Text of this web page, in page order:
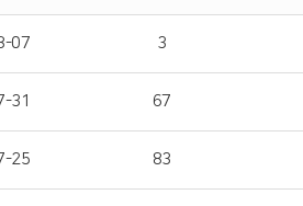
07 3
31 67
25 83